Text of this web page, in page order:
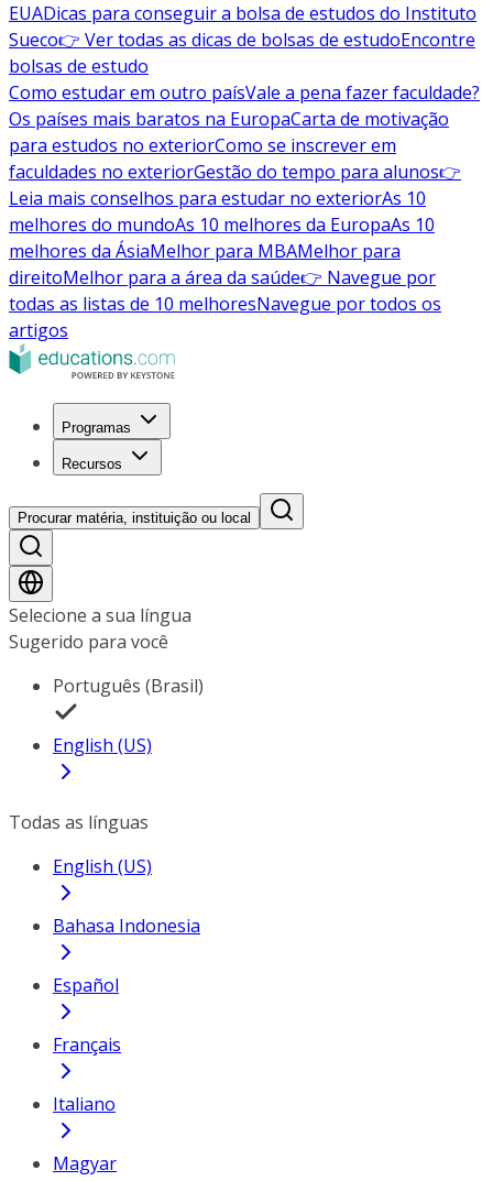
EUADicas para conseguir a bolsa de estudos do Instituto
Sueco👉 Ver todas as dicas de bolsas de estudoEncontre
bolsas de estudo
Como estudar em outro paísVale a pena fazer faculdade?
Os países mais baratos na EuropaCarta de motivação
para estudos no exteriorComo se inscrever em
faculdades no exteriorGestão do tempo para alunos👉
Leia mais conselhos para estudar no exteriorAs 10
melhores do mundoAs 10 melhores da EuropaAs 10
melhores da ÁsiaMelhor para MBAMelhor para
direitoMelhor para a área da saúde👉 Navegue por
todas as listas de 10 melhoresNavegue por todos os
artigos
Programas
Recursos
Procurar matéria, instituição ou local
Selecione a sua língua
Sugerido para você
Português (Brasil)
English (US)
Todas as línguas
English (US)
Bahasa Indonesia
Español
Français
Italiano
Magyar